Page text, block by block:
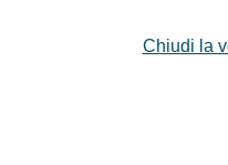
Chiudi la